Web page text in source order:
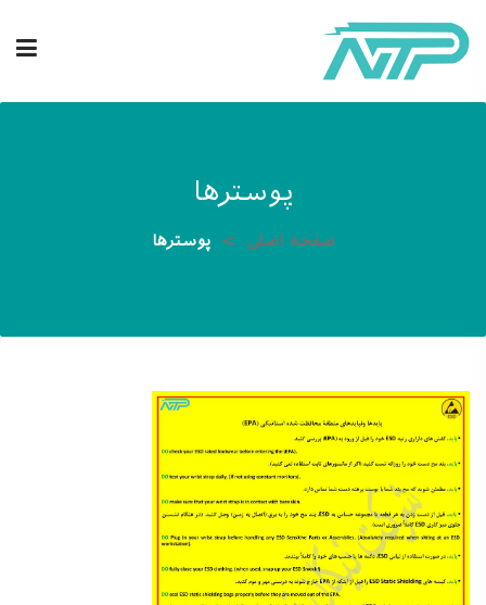
پوسترها
صفحه اصلی پوسترها